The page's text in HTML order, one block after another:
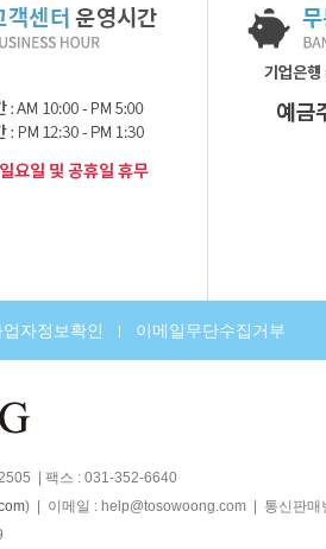
업자정보확인 | 이메일무단수집거부
| 팩스 : 031-352-6640
) | 이메일 : help@tosowoong.com | 통신판매